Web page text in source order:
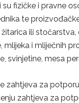
su fizičke i pravne
te
ili stočarstva,
mlijeka i mliječnih
svinjetine, mesa
zahtjeva za
zahtjeva za